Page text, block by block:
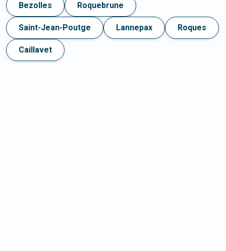
Bezolles Roquebrune
Saint-Jean-Poutge Lannepax Roques
Caillavet